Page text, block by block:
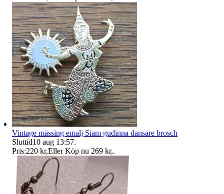
Vintage mässing emalj Siam gudinna dansare brosch
Sluttid10 aug 13:57.
Pris:220 kr,Eller Köp nu 269 kr,.